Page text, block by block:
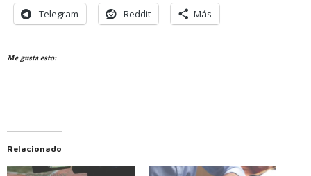
Telegram Reddit Más
Me gusta esto:
Relacionado